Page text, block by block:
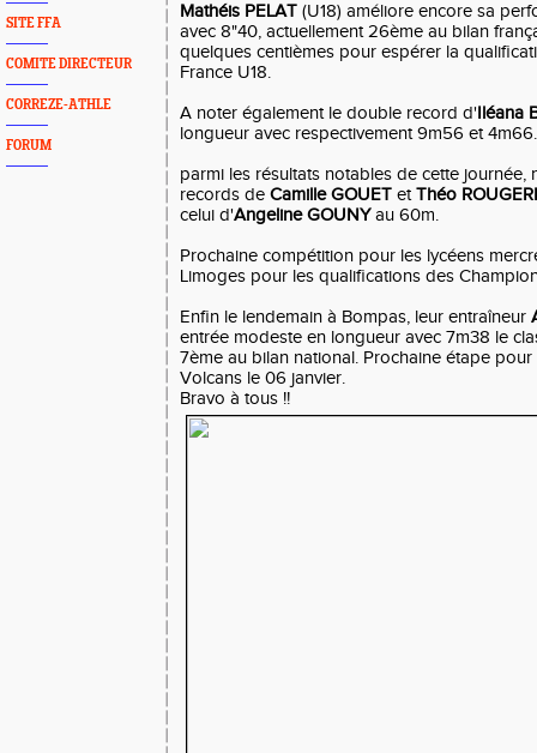
SITE FFA
COMITE DIRECTEUR
CORREZE-ATHLE
FORUM
Mathéis PELAT (U18) améliore encore sa
avec 8"40, actuellement 26ème au bilan
quelques centièmes pour espérer la
France U18.
A noter également le double record d'Iléana
longueur avec respectivement 9m56 et 4m66.
parmi les résultats notables de cette journée,
records de Camille GOUET etThéo
celui d'Angeline GOUNYau 60m.
Prochaine compétition pour les lycéens
Limoges pour les qualifications des
Enfin le lendemain à Bompas, leur entraîneur
entrée modeste en longueur avec 7m38 le
7ème au bilan national. Prochaine étape
Volcans le 06 janvier.
Bravo à tous !!